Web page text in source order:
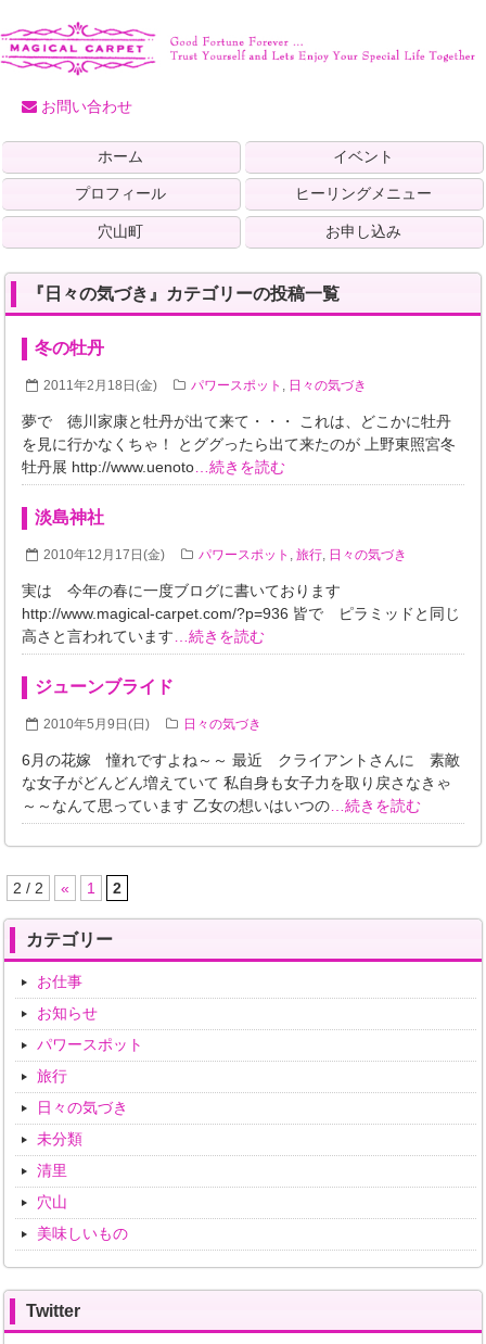
お問い合わせ
ホーム イベント
プロフィール ヒーリングメニュー
穴山町 お申し込み
『日々の気づき』カテゴリーの投稿一覧
冬の牡丹
2011年2月18日(金) パワースポット , 日々の気づき
夢で 徳川家康と牡丹が出て来て・・・ これは、どこかに牡丹
を見に行かなくちゃ！ とググったら出て来たのが 上野東照宮冬
牡丹展 http://www.uenoto …続きを読む
淡島神社
2010年12月17日(金) パワースポット ,旅行, 日々の気づき
実は 今年の春に一度ブログに書いております
http://www.magical-carpet.com/?p=936 皆で ピラミッドと同じ
高さと言われています …続きを読む
ジューンブライド
2010年5月9日(日) 日々の気づき
6月の花嫁 憧れですよね～～ 最近 クライアントさんに 素敵
な女子がどんどん増えていて 私自身も女子力を取り戻さなきゃ
～～なんて思っています 乙女の想いはいつの …続きを読む
2 / 2 « 1 2
カテゴリー
お仕事
お知らせ
パワースポット
旅行
日々の気づき
未分類
清里
穴山
美味しいもの
Twitter